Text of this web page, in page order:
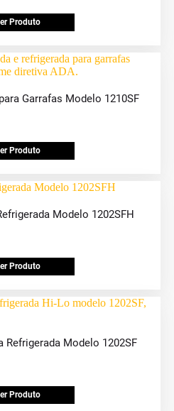
Produto
Garrafas Modelo 1210SF
Produto
Modelo 1202SFH
Produto
Refrigerada Modelo 1202SF
Produto